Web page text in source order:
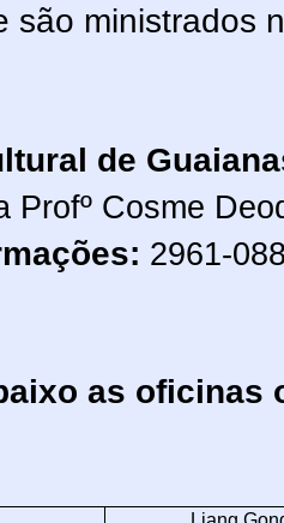
são ministrados
de
Profº Cosme
2961-
as oficinas